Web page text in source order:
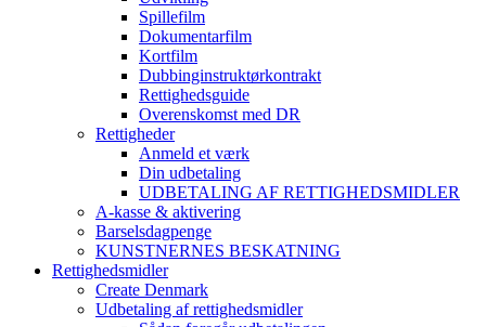
Spillefilm
Dokumentarfilm
Kortfilm
Dubbinginstruktørkontrakt
Rettighedsguide
Overenskomst med DR
Rettigheder
Anmeld et værk
Din udbetaling
UDBETALING AF RETTIGHEDSMIDLER
A-kasse & aktivering
Barselsdagpenge
KUNSTNERNES BESKATNING
Rettighedsmidler
Create Denmark
Udbetaling af rettighedsmidler